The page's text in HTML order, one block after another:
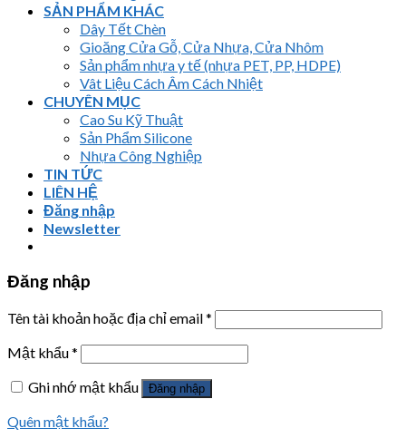
SẢN PHẨM KHÁC
Dây Tết Chèn
Gioăng Cửa Gỗ, Cửa Nhựa, Cửa Nhôm
Sản phẩm nhựa y tế (nhựa PET, PP, HDPE)
Vât Liệu Cách Âm Cách Nhiệt
CHUYÊN MỤC
Cao Su Kỹ Thuật
Sản Phẩm Silicone
Nhựa Công Nghiệp
TIN TỨC
LIÊN HỆ
Đăng nhập
Newsletter
Đăng nhập
Tên tài khoản hoặc địa chỉ email*
Mật khẩu*
Ghi nhớ mật khẩu
Đăng nhập
Quên mật khẩu?